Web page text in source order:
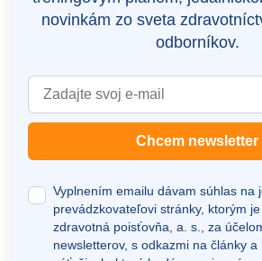
novinkám zo sveta
odborníkov.
Chcem newsletter
Vyplnením emailu dávam súhlas na
prevádzkovateľovi stránky, ktorým je
zdravotná poisťovňa, a. s., za
newsletterov, s odkazmi na články